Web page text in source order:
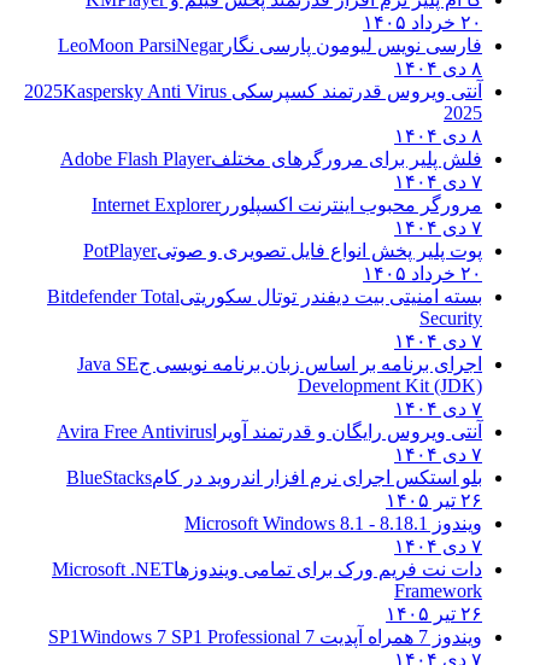
۲۰ خرداد ۱۴۰۵
فارسی نویس لیومون پارسی نگارLeoMoon ParsiNegar
آنتی ویروس قدرتمند کسپرسکی 2025 Kaspersky Anti Virus
2025
فلش پلیر برای مرورگرهای مختلف Adobe Flash Player
مرورگر محبوب اینترنت اکسپلورر Internet Explorer
پوت پلیر پخش انواع فایل تصویری و صوتیPotPlayer
۲۰ خرداد ۱۴۰۵
بسته امنیتی بیت دیفندر توتال سکوریتیBitdefender Total
Security
اجرای برنامه بر اساس زبان برنامه نویسی ج Java SE
Development Kit (JDK)
آنتی ویروس رایگان و قدرتمند آویراAvira Free Antivirus
بلو استکس اجرای نرم افزار اندروید در کامBlueStacks
۲۶ تیر ۱۴۰۵
ویندوز 8.18.1 - Microsoft Windows 8.1
دات نت فریم ورک برای تمامی ویندوزهاMicrosoft .NET
Framework
۲۶ تیر ۱۴۰۵
ویندوز 7 همراه آپدیت 7 SP1
Windows 7 SP1 Professional